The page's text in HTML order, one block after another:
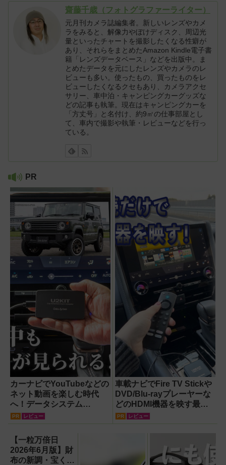
齋藤千歳（フォトグラファーライター）
元月刊カメラ誌編集者。新しいレンズやカメ
ラをみると、解像力やぼけディスク、周辺光
量といったチャートを撮影したくなる性癖が
あり、それらをまとめたAmazon Kindle電子書
籍「レンズデータベース」などを出版中。ま
とめたデータを元にしたレンズやカメラのレ
ビューも多い。使ったもの、買ったものをレ
ビューしたくなるクセもあり、カメラアクセ
サリー、車中泊・キャンピングカーグッズな
どの記事も執筆。現在はキャンピングカーを
「方丈号」と名付け、約9㎡の仕事部屋とし
て、車内で撮影や執筆・レビューなどを行っ
ている。
PR
カーナビでYouTubeなどの
ネット動画を楽しむ時代
へ！データシステム
『U2KIT』がドライブを変
PR レビュー
車載ナビでFire TV Stickや
DVD/Blu-rayプレーヤーな
どのHDMI機器を映す最短
ルート。USB接続だけで
ス化できる新機軸アダプタ
ーを徹底解説【データシス
テム『USBKIT』】
PR レビュー
【一粒万倍日
2026年6月版】財
布の新調・宝くじ